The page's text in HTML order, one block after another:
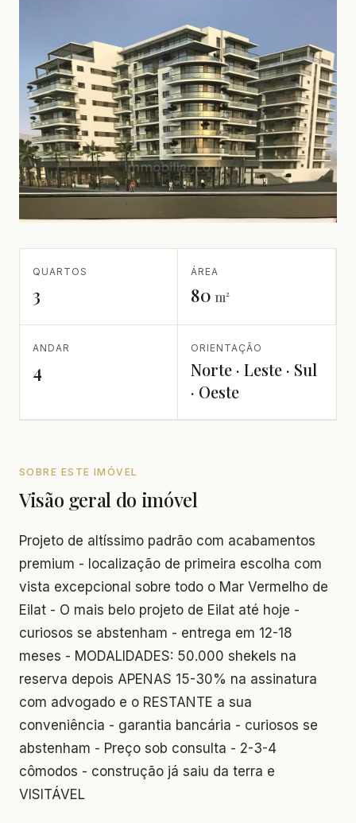
QUARTOS
3
ÁREA
80 m²
ANDAR
4
ORIENTAÇÃO
Norte · Leste · Sul
· Oeste
SOBRE ESTE IMÓVEL
Visão geral do imóvel
Projeto de altíssimo padrão com acabamentos
premium - localização de primeira escolha com
vista excepcional sobre todo o Mar Vermelho de
Eilat - O mais belo projeto de Eilat até hoje -
curiosos se abstenham - entrega em 12-18
meses - MODALIDADES: 50.000 shekels na
reserva depois APENAS 15-30% na assinatura
com advogado e o RESTANTE a sua
conveniência - garantia bancária - curiosos se
abstenham - Preço sob consulta - 2-3-4
cômodos - construção já saiu da terra e
VISITÁVEL